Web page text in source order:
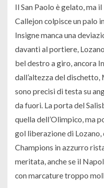
Il San Paolo è gelato, ma
Callejon colpisce un palo
Insigne manca una
davanti al portiere,
bel destro a giro, ancora
dall’altezza del
sono precisi di testa su
da fuori. La porta del
quella dell’Olimpico, ma
gol liberazione di Lozano,
Champions in azzurro
meritata, anche se il
con marcature troppo